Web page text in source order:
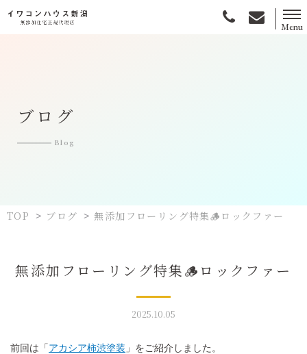
Menu
施工事例
資料請求
ブログ
Blog
TOP > ブログ > 無添加フローリング特集🪵ロックファー
無添加フローリング特集🪵ロックファー
2025.10.05
前回は「アカシア柿渋塗装 」をご紹介しました。